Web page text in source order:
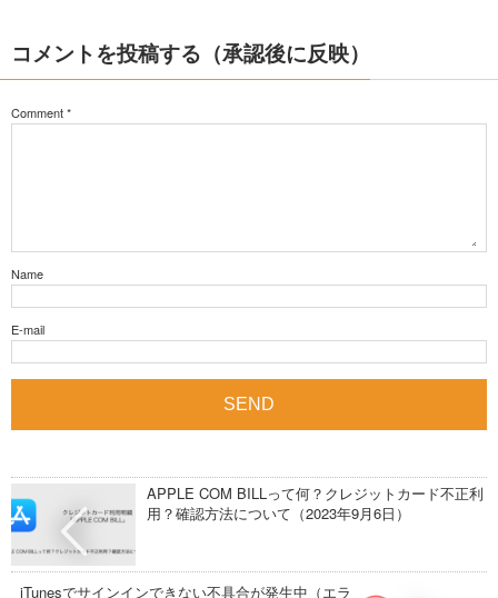
コメントを投稿する（承認後に反映）
Comment*
Name
E-mail
APPLE COM BILLって何？クレジットカード不正利
用？確認方法について（2023年9月6日）
iTunesでサインインできない不具合が発生中（エラ